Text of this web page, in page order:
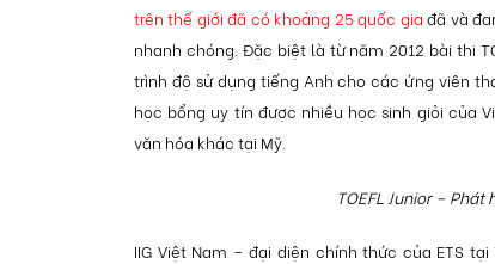
trên thế giới đã có khoảng 25 quốc giađã và
nhanh chóng. Đặc biệt là từ năm 2012 bài thi
trình độ sử dụng tiếng Anh cho các ứng viên
học bổng uy tín được nhiều học sinh giỏi của
văn hóa khác tại Mỹ.
TOEFL Junior –
IIG Việt Nam – đại diện chính thức của ETS